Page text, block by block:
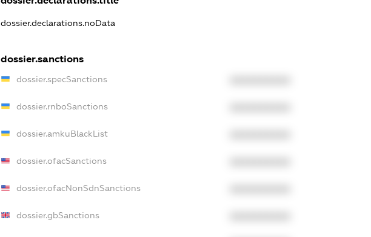
dossier.declarations.noData
dossier.sanctions
dossier.specSanctions
dossier.rnboSanctions
dossier.amkuBlackList
dossier.ofacSanctions
dossier.ofacNonSdnSanctions
dossier.gbSanctions